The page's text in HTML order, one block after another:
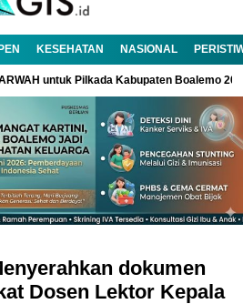
KESEHATAN NASIONAL
untuk Pilkada Kabupaten Boalemo
dokumen
Dosen Lektor Kepala